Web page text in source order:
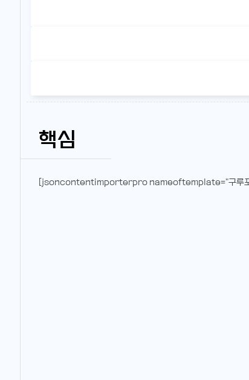
핵심
[jsoncontentimporterpro nameoftemplate="구루